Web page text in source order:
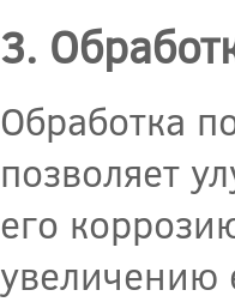
3.
Обработка
позволяет
его
увеличению